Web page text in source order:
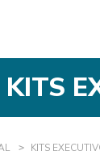
KITS
KITS